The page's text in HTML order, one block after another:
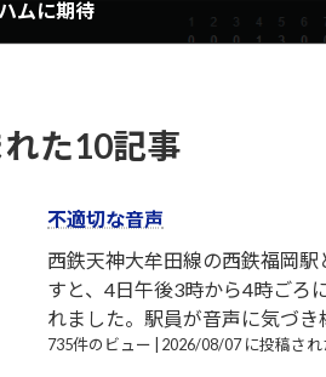
ムに期待
た10記事
不適切な音声
西鉄天神大牟田線の西鉄福岡
すと、4日午後3時から4時ごろ
れました。駅員が音声に気づき
735件のビュー 2026/08/07 に投稿され